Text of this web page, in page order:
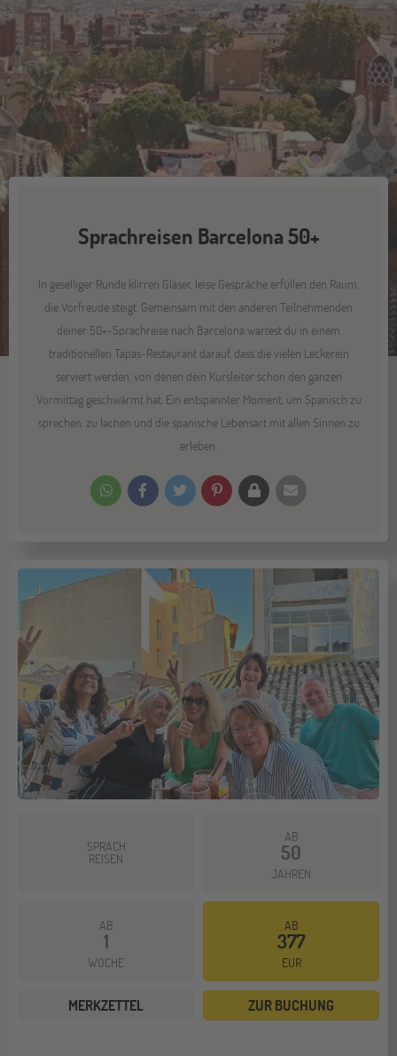
Sprachreisen Barcelona 50+
In geselliger Runde klirren Gläser, leise Gespräche erfüllen den Raum,
die Vorfreude steigt. Gemeinsam mit den anderen Teilnehmenden
deiner 50+-Sprachreise nach Barcelona wartest du in einem
traditionellen Tapas-Restaurant darauf, dass die vielen Leckerein
serviert werden, von denen dein Kursleiter schon den ganzen
Vormittag geschwärmt hat. Ein entspannter Moment, um Spanisch zu
sprechen, zu lachen und die spanische Lebensart mit allen Sinnen zu
erleben.
SPRACH
REISEN
AB
50
JAHREN
AB
1
WOCHE
AB
377
EUR
MERKZETTEL ZUR BUCHUNG